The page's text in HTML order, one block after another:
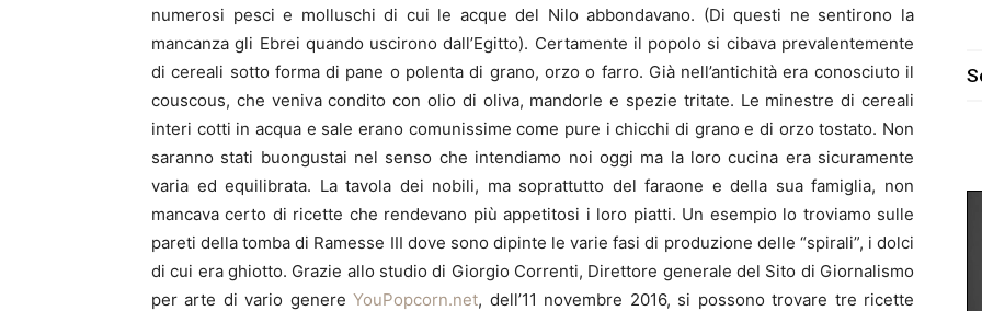
numerosi pesci e molluschi di cui le acque del Nilo abbondavano. (Di questi ne sentirono la
mancanza gli Ebrei quando uscirono dall’Egitto). Certamente il popolo si cibava prevalentemente
di cereali sotto forma di pane o polenta di grano, orzo o farro. Già nell’antichità era conosciuto il
couscous, che veniva condito con olio di oliva, mandorle e spezie tritate. Le minestre di cereali
interi cotti in acqua e sale erano comunissime come pure i chicchi di grano e di orzo tostato. Non
saranno stati buongustai nel senso che intendiamo noi oggi ma la loro cucina era sicuramente
varia ed equilibrata. La tavola dei nobili, ma soprattutto del faraone e della sua famiglia, non
mancava certo di ricette che rendevano più appetitosi i loro piatti. Un esempio lo troviamo sulle
pareti della tomba di Ramesse III dove sono dipinte le varie fasi di produzione delle “spirali”, i dolci
di cui era ghiotto. Grazie allo studio di Giorgio Correnti, Direttore generale del Sito di Giornalismo
per arte di vario genereYouPopcorn.net, dell’11 novembre 2016, si possono trovare tre ricette